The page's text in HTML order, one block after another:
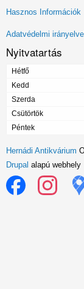
Lábléc
menü
Hasznos Információk
Adatvédelmi
Nyitvatartás
Hétfő
Kedd
Szerda
Csütörtök
Péntek
Hernádi Antikvárium
Drupal alapú webhely